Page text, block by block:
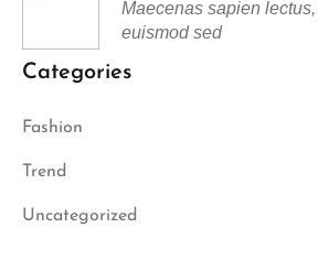
Maecenas sapien
euismod sed
Categories
Fashion
Trend
Uncategorized